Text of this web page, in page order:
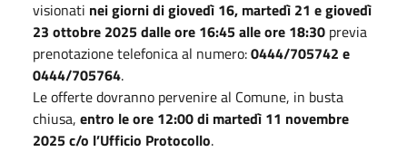
visionati nei giorni di giovedì 16, martedì 21 e giovedì
23 ottobre 2025 dalle ore 16:45 alle ore 18:30 previa
prenotazione telefonica al numero:0444/705742 e
0444/705764.
Le offerte dovranno pervenire al Comune, in busta
chiusa, entro le ore 12:00 di martedì 11 novembre
2025c/o l’Ufficio Protocollo.